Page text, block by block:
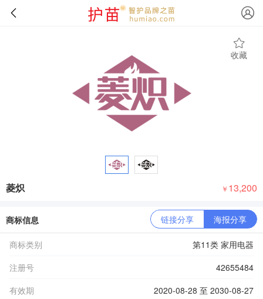
收藏
菱炽 ￥ 13,200
商标信息 链接分享 海报分享
商标类别
第11类 家用电器
注册号
42655484
有效期
2020-08-28 至 2030-08-27